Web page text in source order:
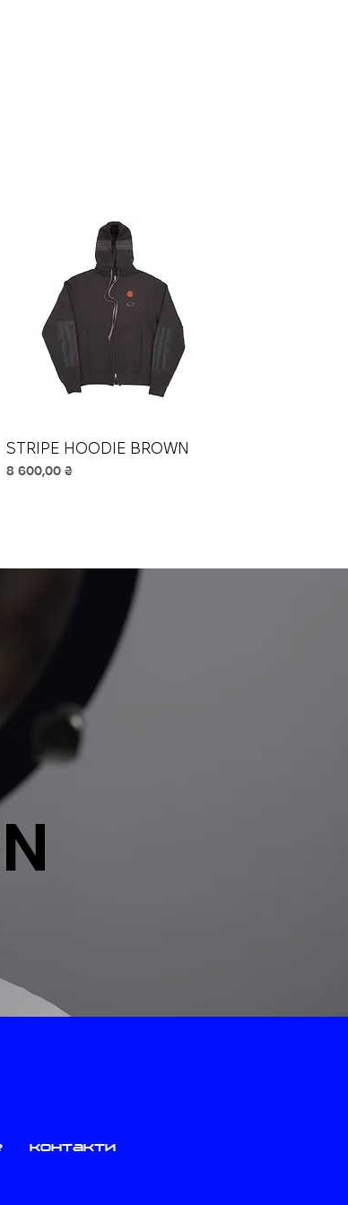
Швидкий перегляд
STRIPE HOODIE BROWN
Ціна
8 600,00 ₴
контакти